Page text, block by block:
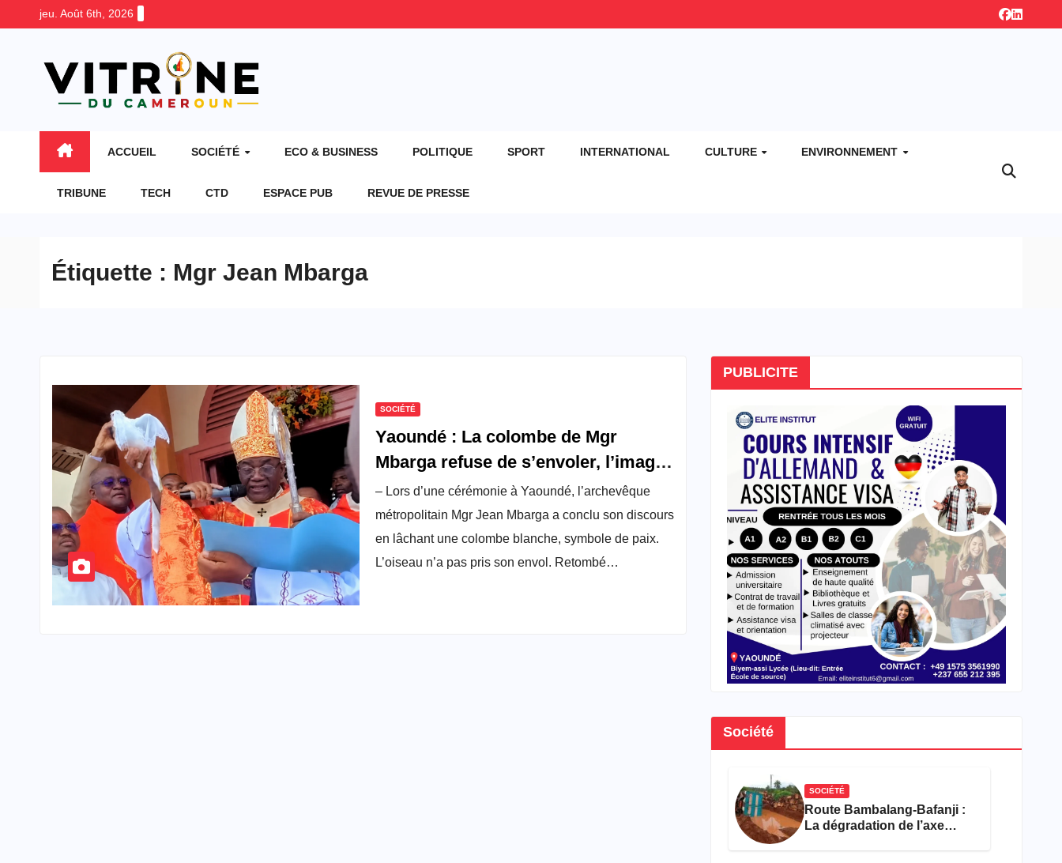
jeu. Août 6th, 2026
ACCUEIL SOCIÉTÉ ECO & BUSINESS POLITIQUE SPORT INTERNATIONAL CULTURE ENVIRONNEMENT
TRIBUNE TECH CTD ESPACE PUB REVUE DE PRESSE
Étiquette : Mgr Jean Mbarga
SOCIÉTÉ
Yaoundé : La colombe de Mgr
Mbarga refuse de s’envoler, l’image
fait le tour des réseaux
– Lors d’une cérémonie à Yaoundé, l’archevêque
métropolitain Mgr Jean Mbarga a conclu son discours
en lâchant une colombe blanche, symbole de paix.
L’oiseau n’a pas pris son envol. Retombé…
PUBLICITE
Société
SOCIÉTÉ
Route Bambalang-Bafanji :
La dégradation de l’axe